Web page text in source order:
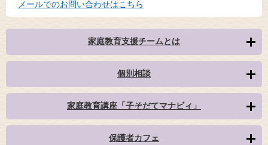
メールでのお問い合わせはこちら
家庭教育支援チームとは
個別相談
家庭教育講座「子そだてマナビィ」
保護者カフェ